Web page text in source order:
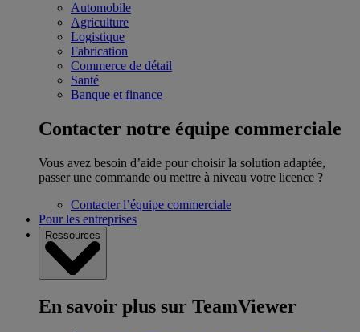
Automobile
Agriculture
Logistique
Fabrication
Commerce de détail
Santé
Banque et finance
Contacter notre équipe commerciale
Vous avez besoin d’aide pour choisir la solution adaptée,
passer une commande ou mettre à niveau votre licence ?
Contacter l’équipe commerciale
Pour les entreprises
Ressources
En savoir plus sur TeamViewer